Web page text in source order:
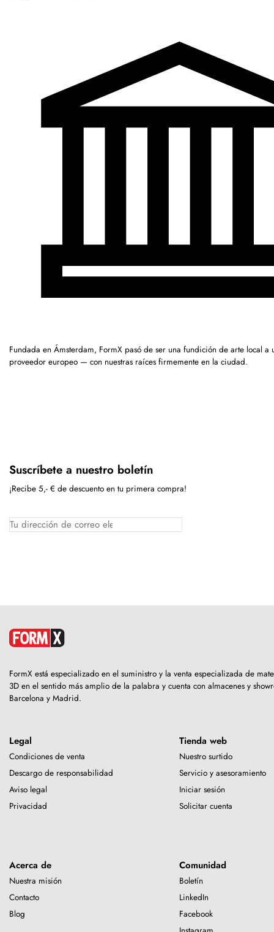
Fundada en Ámsterdam, FormX pasó de ser una fundición de arte local a
proveedor europeo — con nuestras raíces firmemente en la ciudad.
Suscríbete a nuestro boletín
¡Recibe 5,- € de descuento en tu primera compra!
FormX está especializado en el suministro y la venta especializada de
3D en el sentido más amplio de la palabra y cuenta con almacenes y
Barcelona y Madrid.
Legal
Condiciones de venta
Descargo de responsabilidad
Aviso legal
Privacidad
Tienda web
Nuestro surtido
Servicio y asesoramiento
Iniciar sesión
Solicitar cuenta
Acerca de
Nuestra misión
Contacto
Blog
Comunidad
Boletín
LinkedIn
Facebook